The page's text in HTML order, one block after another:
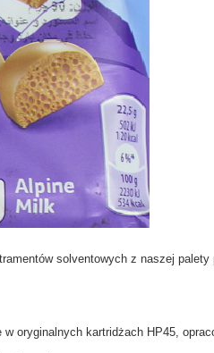
Drukarki etykiet
Drukarki
Moduły
Drukarki
Etykieciarka
Głowice
Etykieciarki
Etykieciarki dla
Półautomaty
solventowych z naszej
oryginalnych kartridżach HP45,